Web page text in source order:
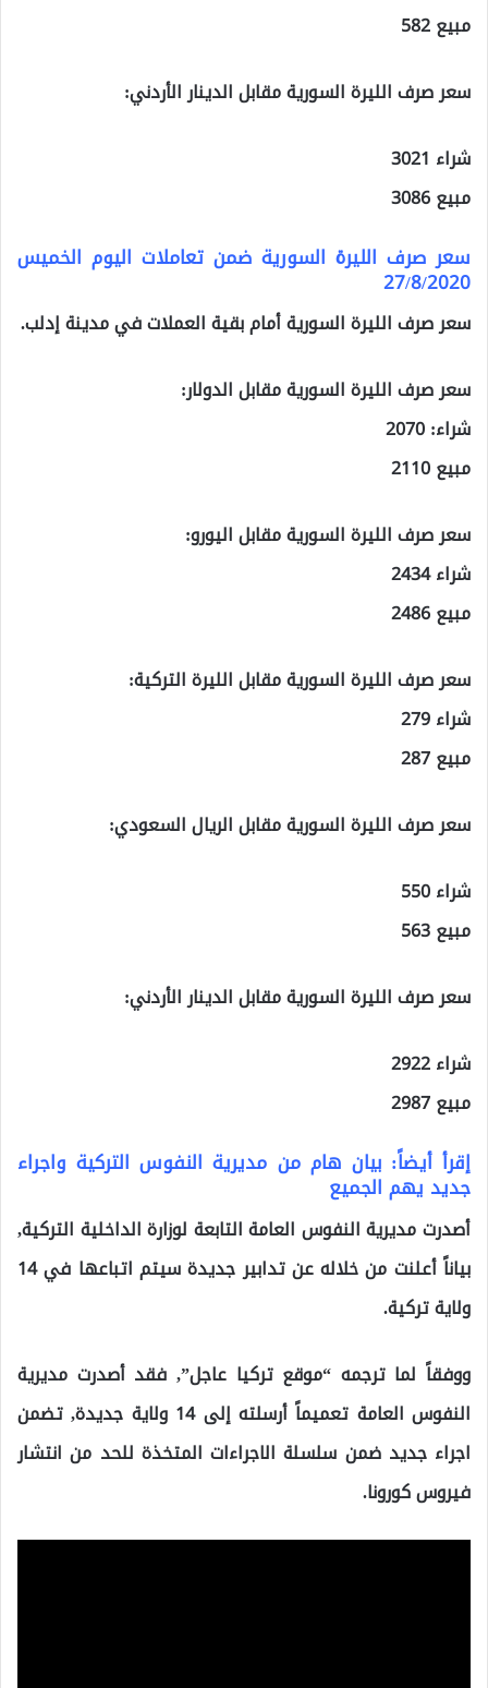
مبيع 582
سعر صرف الليرة السورية مقابل الدينار الأردني:
شراء 3021
مبيع 3086
سعر صرف الليرة السورية ضمن تعاملات اليوم الخميس
27/8/2020
سعر صرف الليرة السورية أمام بقية العملات في مدينة إدلب.
سعر صرف الليرة السورية مقابل الدولار:
شراء: 2070
مبيع 2110
سعر صرف الليرة السورية مقابل اليورو:
شراء 2434
مبيع 2486
سعر صرف الليرة السورية مقابل الليرة التركية:
شراء 279
مبيع 287
سعر صرف الليرة السورية مقابل الريال السعودي:
شراء 550
مبيع 563
سعر صرف الليرة السورية مقابل الدينار الأردني:
شراء 2922
مبيع 2987
إقرأ أيضاً: بيان هام من مديرية النفوس التركية واجراء
جديد يهم الجميع
أصدرت مديرية النفوس العامة التابعة لوزارة الداخلية التركية,
بياناً أعلنت من خلاله عن تدابير جديدة سيتم اتباعها في 14
ولاية تركية.
ووفقاً لما ترجمه “موقع تركيا عاجل”, فقد أصدرت مديرية
النفوس العامة تعميماً أرسلته إلى 14 ولاية جديدة, تضمن
اجراء جديد ضمن سلسلة الاجراءات المتخذة للحد من انتشار
فيروس كورونا.